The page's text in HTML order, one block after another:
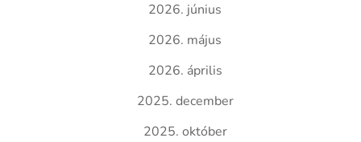
2026. június
2026. május
2026. április
2025. december
2025. október